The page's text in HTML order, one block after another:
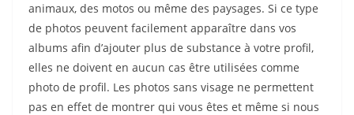
animaux, des motos ou même des paysages. Si ce type
de photos peuvent facilement apparaître dans vos
albums afin d’ajouter plus de substance à votre profil,
elles ne doivent en aucun cas être utilisées comme
photo de profil. Les photos sans visage ne permettent
pas en effet de montrer qui vous êtes et même si nous